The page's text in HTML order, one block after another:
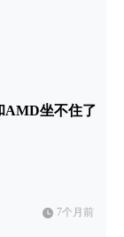
AMD坐不住了
7个月前